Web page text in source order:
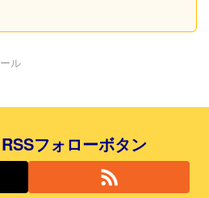
ル
フォローボタン